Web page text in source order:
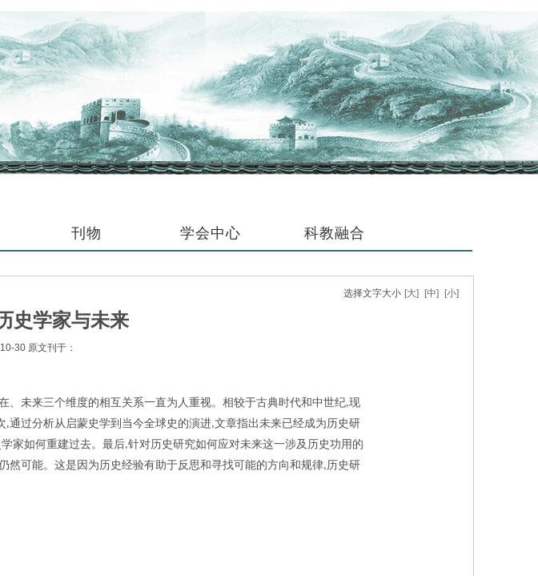
刊物 学会中心 科教融合
选择文字大小 [大] [中] [小]
史学家与未来
30 原文刊于：
、未来三个维度的相互关系一直为人重视。相较于古典时代和中世纪,现
,通过分析从启蒙史学到当今全球史的演进,文章指出未来已经成为历史研
家如何重建过去。最后,针对历史研究如何应对未来这一涉及历史功用的
然可能。这是因为历史经验有助于反思和寻找可能的方向和规律,历史研